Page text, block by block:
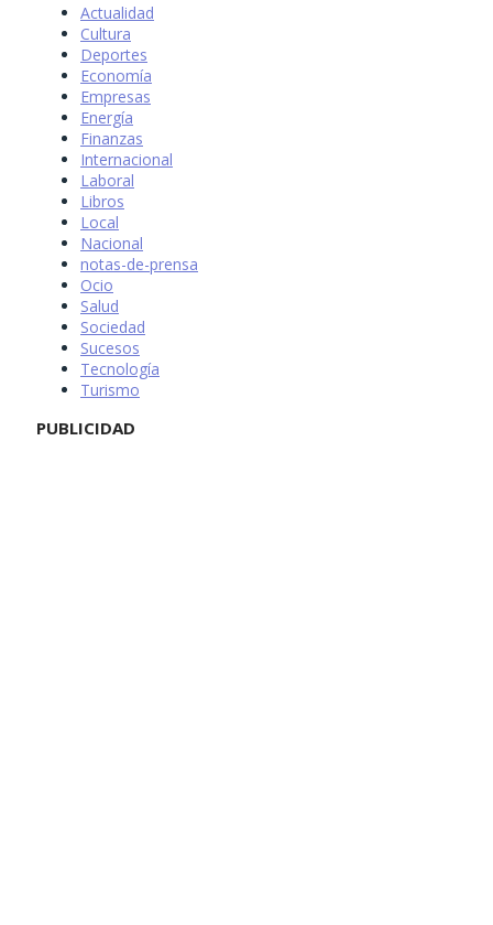
Actualidad
Cultura
Deportes
Economía
Empresas
Energía
Finanzas
Internacional
Laboral
Libros
Local
Nacional
notas-de-prensa
Ocio
Salud
Sociedad
Sucesos
Tecnología
Turismo
PUBLICIDAD